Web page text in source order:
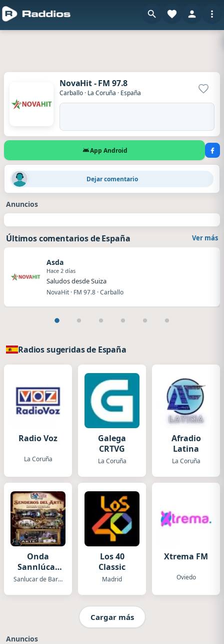
NovaHit - FM 97.8
Carballo · La Coruña · España
App Android
Saludos desde SuizaDejar comentario
Anuncios
Últimos comentarios de España Ver más
Asda
Hace 2 días
Saludos desde Suiza
NovaHit · FM 97.8 · Carballo
Radios sugeridas de España
Radio Voz
La Coruña
Galega
CRTVG
La Coruña
Afradio
Latina
La Coruña
Onda
Sannlúcar
Senderos Sanlucar de Barrameda
Los 40
Classic
Madrid
Xtrema FM
Oviedo
Cargar más
Anuncios